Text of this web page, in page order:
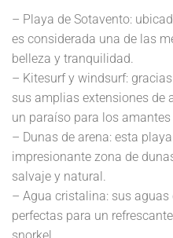
– Playa de Sotavento:
es considerada una de las
belleza y tranquilidad.
– Kitesurf y windsurf:
sus amplias extensiones de
un paraíso para los
– Dunas de arena: esta
impresionante zona de
salvaje y natural.
– Agua cristalina: sus
perfectas para un